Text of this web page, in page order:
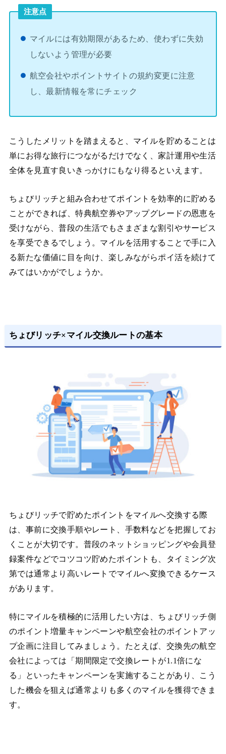
注意点
マイルには有効期限があるため、使わずに失効
しないよう管理が必要
航空会社やポイントサイトの規約変更に注意
し、最新情報を常にチェック
こうしたメリットを踏まえると、マイルを貯めることは
単にお得な旅行につながるだけでなく、家計運用や生活
全体を見直す良いきっかけにもなり得るといえます。
ちょびリッチと組み合わせてポイントを効率的に貯める
ことができれば、特典航空券やアップグレードの恩恵を
受けながら、普段の生活でもさまざまな割引やサービス
を享受できるでしょう。マイルを活用することで手に入
る新たな価値に目を向け、楽しみながらポイ活を続けて
みてはいかがでしょうか。
ちょびリッチ×マイル交換ルートの基本
ちょびリッチで貯めたポイントをマイルへ交換する際
は、事前に交換手順やレート、手数料などを把握してお
くことが大切です。普段のネットショッピングや会員登
録案件などでコツコツ貯めたポイントも、タイミング次
第では通常より高いレートでマイルへ変換できるケース
があります。
特にマイルを積極的に活用したい方は、ちょびリッチ側
のポイント増量キャンペーンや航空会社のポイントアッ
プ企画に注目してみましょう。たとえば、交換先の航空
会社によっては「期間限定で交換レートが1.1倍にな
る」といったキャンペーンを実施することがあり、こう
した機会を狙えば通常よりも多くのマイルを獲得できま
す。